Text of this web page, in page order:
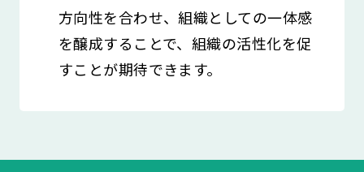
方向性を合わせ、組織としての一体感
を醸成することで、組織の活性化を促
すことが期待できます。